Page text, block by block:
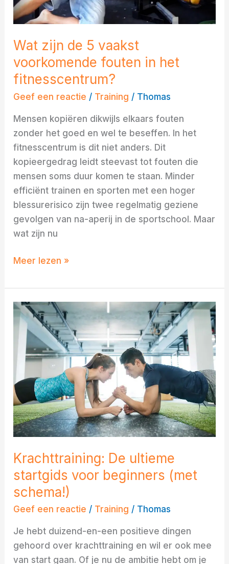
Wat zijn de 5 vaakst
voorkomende fouten in het
fitnesscentrum?
Geef een reactie / Training / Thomas
Mensen kopiëren dikwijls elkaars fouten
zonder het goed en wel te beseffen. In het
fitnesscentrum is dit niet anders. Dit
kopieergedrag leidt steevast tot fouten die
mensen soms duur komen te staan. Minder
efficiënt trainen en sporten met een hoger
blessurerisico zijn twee regelmatig geziene
gevolgen van na-aperij in de sportschool. Maar
wat zijn nu
fouten
in
fitnesscentrum?
Meer lezen »
Krachttraining: De ultieme
startgids voor beginners (met
schema!)
Geef een reactie / Training / Thomas
Je hebt duizend-en-een positieve dingen
gehoord over krachttraining en wil er ook mee
van start gaan. Of je nu de ambitie hebt om je
Krachttraining:
De
ultieme
startgids
voor
beginners
(met
schema!)